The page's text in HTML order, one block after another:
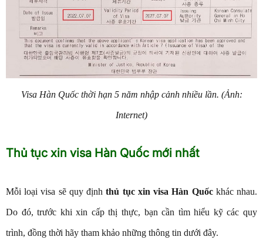
Visa Hàn Quốc thời hạn 5 năm nhập cảnh nhiều lần. (Ảnh:
Internet)
Thủ tục xin visa Hàn Quốc mới nhất
Mỗi loại visa sẽ quy địnhthủ tục xin visa Hàn Quốckhác nhau.
Do đó, trước khi xin cấp thị thực, bạn cần tìm hiểu kỹ các quy
trình, đồng thời hãy tham khảo những thông tin dưới đây.